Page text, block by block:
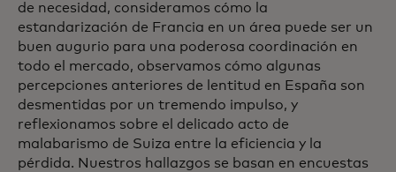
de necesidad, consideramos cómo la
estandarización de Francia en un área puede ser un
buen augurio para una poderosa coordinación en
todo el mercado, observamos cómo algunas
percepciones anteriores de lentitud en España son
desmentidas por un tremendo impulso, y
reflexionamos sobre el delicado acto de
malabarismo de Suiza entre la eficiencia y la
pérdida. Nuestros hallazgos se basan en encuestas